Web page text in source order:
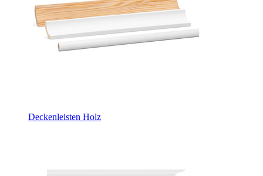
Deckenleisten Holz